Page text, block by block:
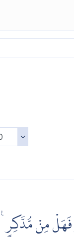
فَهَلْ مِنْ مُّدَّكِرٍ